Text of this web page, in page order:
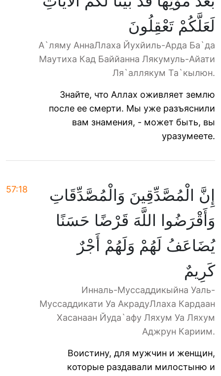
لَعَلَّكُمْ تَعْقِلُونَ
А`ляму АннаЛлаха Йухйиль-Арда Ба`да
Маутиха Кад Баййанна Лякумуль-Айати
Ля`аллякум Та`кылюн.
Знайте, что Аллах оживляет землю
после ее смерти. Мы уже разъяснили
вам знамения, - может быть, вы
уразумеете.
57:18
إِنَّ الْمُصَّدِّقِينَ وَالْمُصَّدِّقَاتِ
وَأَقْرَضُوا اللَّهَ قَرْضًا حَسَنًا
يُضَاعَفُ لَهُمْ وَلَهُمْ أَجْرٌ
كَرِيمٌ
Инналь-Муссаддикыйна Уаль-
Муссаддикати Уа АкрадуЛлаха Кардаан
Хасанаан Йуда`афу Ляхум Уа Ляхум
Аджрун Кариим.
Воистину, для мужчин и женщин,
которые раздавали милостыню и